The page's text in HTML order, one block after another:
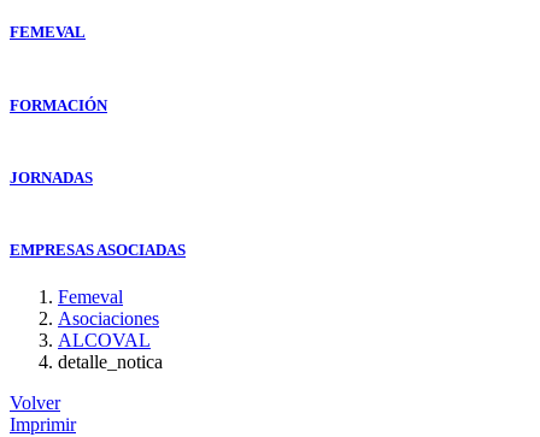
FEMEVAL
FORMACIÓN
JORNADAS
EMPRESAS ASOCIADAS
Femeval
Asociaciones
ALCOVAL
detalle_notica
Volver
Imprimir